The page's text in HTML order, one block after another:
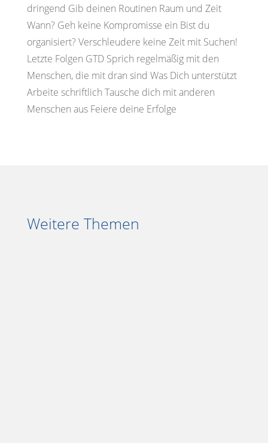
dringend Gib deinen Routinen Raum und Zeit
Wann? Geh keine Kompromisse ein Bist du
organisiert? Verschleudere keine Zeit mit Suchen!
Letzte Folgen GTD Sprich regelmäßig mit den
Menschen, die mit dran sind Was Dich unterstützt
Arbeite schriftlich Tausche dich mit anderen
Menschen aus Feiere deine Erfolge
Weitere Themen